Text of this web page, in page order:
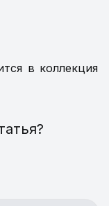
в коллекция
?